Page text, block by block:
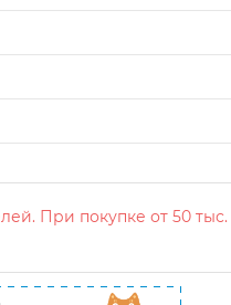
При покупке от 50